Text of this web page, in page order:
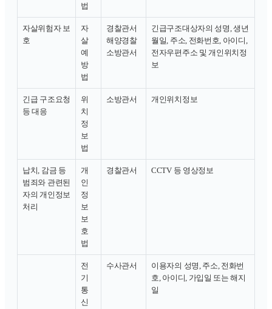
법
자살위험자 보
호
자
살
예
방
법
경찰관서
해양경찰
소방관서
긴급구조대상자의 성명, 생년
월일, 주소, 전화번호, 아이디,
전자우편주소 및 개인위치정
보
긴급 구조요청
등 대응
위
치
정
보
법
소방관서 개인위치정보
납치, 감금 등
범죄와 관련된
자의 개인정보
처리
개
인
정
보
보
호
법
경찰관서 CCTV 등 영상정보
전
기
통
신
수사관서
이용자의 성명, 주소, 전화번
호, 아이디, 가입일 또는 해지
일